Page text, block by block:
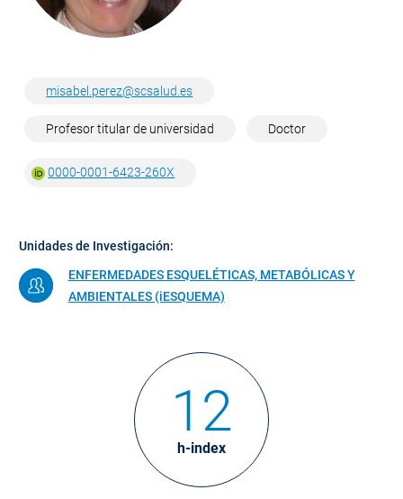
misabel.perez@scsalud.es
Profesor titular de universidad Doctor
0000-0001-6423-260X
Unidades de Investigación:
ENFERMEDADES ESQUELÉTICAS, METABÓLICAS Y
AMBIENTALES (iESQUEMA)
h-index
12